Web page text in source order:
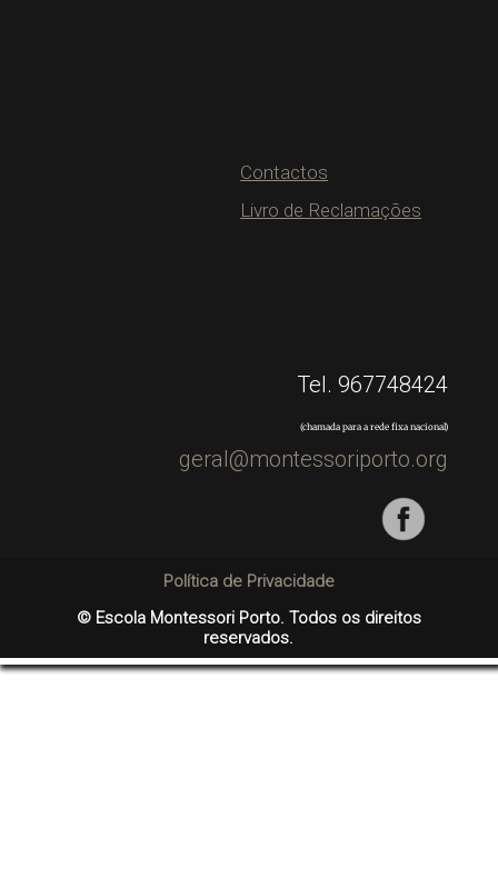
Contactos
Livro de Reclamações
Tel. 967748424
(chamada para a rede fixa nacional)
geral@montessoriporto.org
Política de Privacidade
© Escola Montessori Porto. Todos os direitos
reservados.